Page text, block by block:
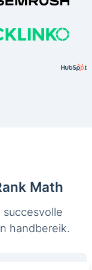
Math
handbereik.